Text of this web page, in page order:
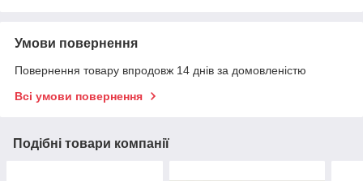
Умови повернення
Повернення товару впродовж 14 днів за домовленістю
Всі умови повернення
Подібні товари компанії